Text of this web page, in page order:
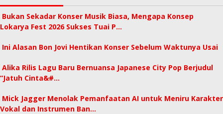
Bukan Sekadar Konser Musik Biasa, Mengapa Konsep
Lokarya Fest 2026 Sukses Tuai P…
Ini Alasan Bon Jovi Hentikan Konser Sebelum Waktunya Usai
Alika Rilis Lagu Baru Bernuansa Japanese City Pop Berjudul
“Jatuh Cinta&#…
Mick Jagger Menolak Pemanfaatan AI untuk Meniru Karakter
Vokal dan Instrumen Ban…